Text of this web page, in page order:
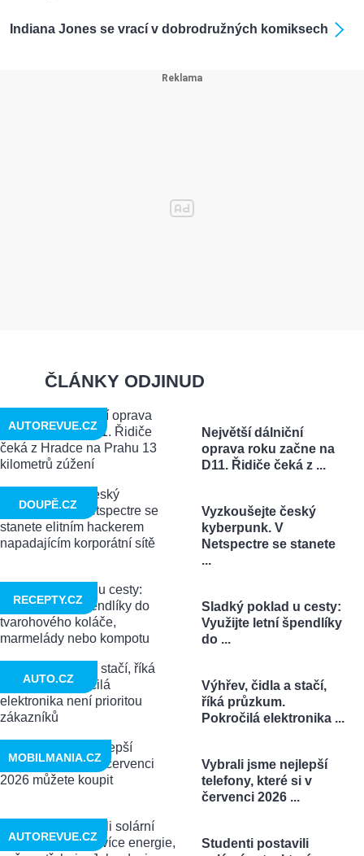
Indiana Jones se vrací v dobrodružných komiksech
ČLÁNKY ODJINUD
Největší dálniční
oprava roku začne na
D11. Řidiče čeká z ...
AUTOREVUE.CZ
Vyzkoušejte český
kyberpunk. V
Netspectre se stanete
...
DOUPĚ.CZ
Sladký poklad u cesty:
Využijte letní špendlíky
do ...
RECEPTY.CZ
Výhřev, čidla a stačí,
říká průzkum.
Pokročilá elektronika ...
AUTO.CZ
Vybrali jsme nejlepší
telefony, které si v
červenci 2026 ...
MOBILMANIA.CZ
Studenti postavili
AUTOREVUE.CZ